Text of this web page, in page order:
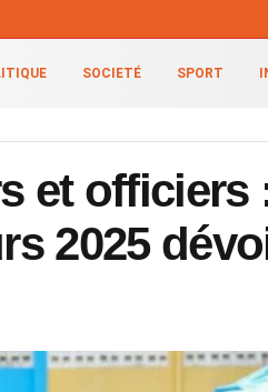
SOCIETÉ SPORT
et officiers
2025